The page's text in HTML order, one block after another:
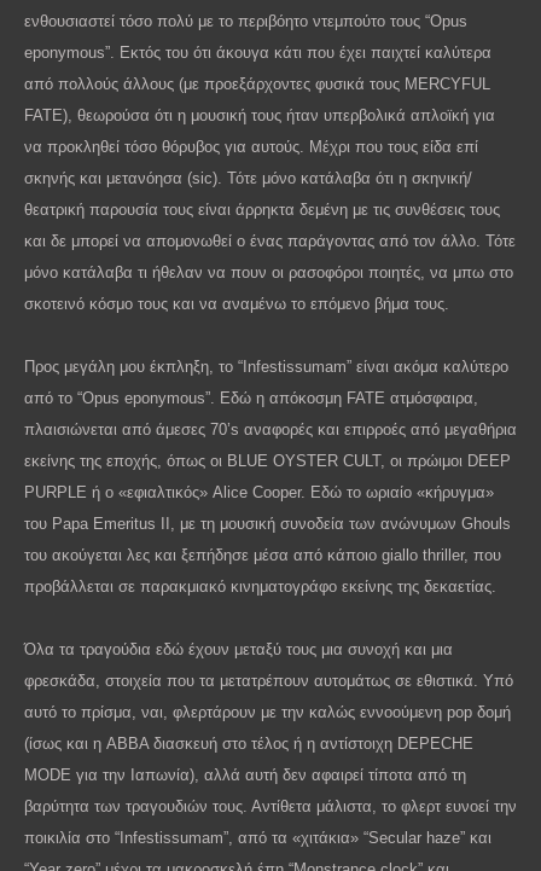
ενθουσιαστεί τόσο πολύ με το περιβόητο ντεμπούτο τους “Opus
eponymous”. Εκτός του ότι άκουγα κάτι που έχει παιχτεί καλύτερα
από πολλούς άλλους (με προεξάρχοντες φυσικά τους MERCYFUL
FATE), θεωρούσα ότι η μουσική τους ήταν υπερβολικά απλοϊκή για
να προκληθεί τόσο θόρυβος για αυτούς. Μέχρι που τους είδα επί
σκηνής και μετανόησα (sic). Τότε μόνο κατάλαβα ότι η σκηνική/
θεατρική παρουσία τους είναι άρρηκτα δεμένη με τις συνθέσεις τους
και δε μπορεί να απομονωθεί ο ένας παράγοντας από τον άλλο. Τότε
μόνο κατάλαβα τι ήθελαν να πουν οι ρασοφόροι ποιητές, να μπω στο
σκοτεινό κόσμο τους και να αναμένω το επόμενο βήμα τους.
Προς μεγάλη μου έκπληξη, το “Infestissumam” είναι ακόμα καλύτερο
από το “Opus eponymous”. Εδώ η απόκοσμη FATE ατμόσφαιρα,
πλαισιώνεται από άμεσες 70’s αναφορές και επιρροές από μεγαθήρια
εκείνης της εποχής, όπως οι BLUE OYSTER CULT, οι πρώιμοι DEEP
PURPLE ή ο «εφιαλτικός» Alice Cooper. Εδώ το ωριαίο «κήρυγμα»
του Papa Emeritus II , με τη μουσική συνοδεία των ανώνυμων Ghouls
του ακούγεται λες και ξεπήδησε μέσα από κάποιο giallo thriller, που
προβάλλεται σε παρακμιακό κινηματογράφο εκείνης της δεκαετίας.
Όλα τα τραγούδια εδώ έχουν μεταξύ τους μια συνοχή και μια
φρεσκάδα, στοιχεία που τα μετατρέπουν αυτομάτως σε εθιστικά. Υπό
αυτό το πρίσμα, ναι, φλερτάρουν με την καλώς εννοούμενη pop δομή
(ίσως και η ABBA διασκευή στο τέλος ή η αντίστοιχη DEPECHE
MODE για την Ιαπωνία), αλλά αυτή δεν αφαιρεί τίποτα από τη
βαρύτητα των τραγουδιών τους. Αντίθετα μάλιστα, το φλερτ ευνοεί την
ποικιλία στο “Infestissumam”, από τα «χιτάκια» “Secular haze” και